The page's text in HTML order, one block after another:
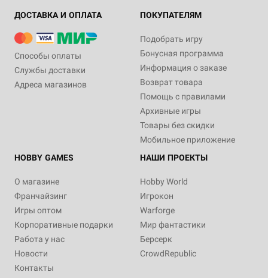
ДОСТАВКА И ОПЛАТА
Способы оплаты
Службы доставки
Адреса магазинов
ПОКУПАТЕЛЯМ
Подобрать игру
Бонусная программа
Информация о заказе
Возврат товара
Помощь с правилами
Архивные игры
Товары без скидки
Мобильное приложение
HOBBY GAMES
О магазине
Франчайзинг
Игры оптом
Корпоративные подарки
Работа у нас
Новости
Контакты
НАШИ ПРОЕКТЫ
Hobby World
Игрокон
Warforge
Мир фантастики
Берсерк
CrowdRepublic